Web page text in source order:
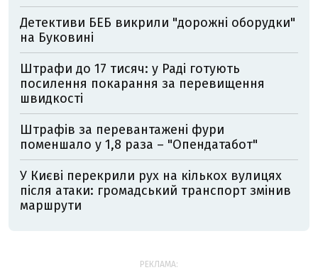
Детективи БЕБ викрили "дорожні оборудки"
на Буковині
Штрафи до 17 тисяч: у Раді готують
посилення покарання за перевищення
швидкості
Штрафів за перевантажені фури
поменшало у 1,8 раза – "Опендатабот"
У Києві перекрили рух на кількох вулицях
після атаки: громадський транспорт змінив
маршрути
РЕКЛАМА: